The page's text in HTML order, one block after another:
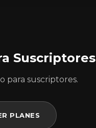
Suscriptores
para suscriptores.
PLANES